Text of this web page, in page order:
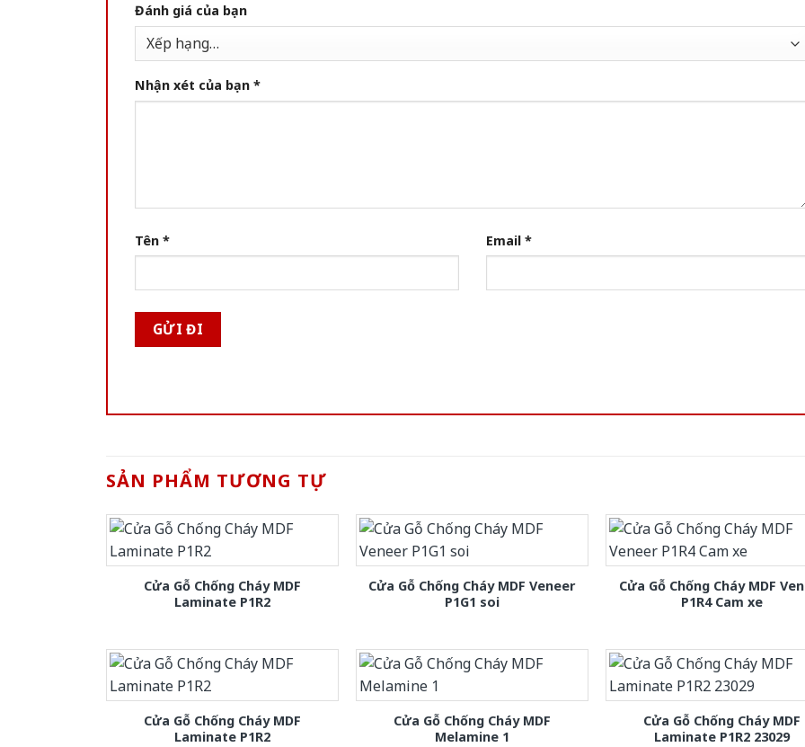
Đánh giá của bạn
Nhận xét của bạn *
Tên * Email *
SẢN PHẨM TƯƠNG TỰ
Cửa Gỗ Chống Cháy MDF
Laminate P1R2
Cửa Gỗ Chống Cháy MDF Veneer
P1G1 soi
Cửa Gỗ Chống Cháy MDF
P1R4 Cam xe
Cửa Gỗ Chống Cháy MDF
Laminate P1R2
Cửa Gỗ Chống Cháy MDF
Melamine 1
Cửa Gỗ Chống Cháy MDF
Laminate P1R2 23029